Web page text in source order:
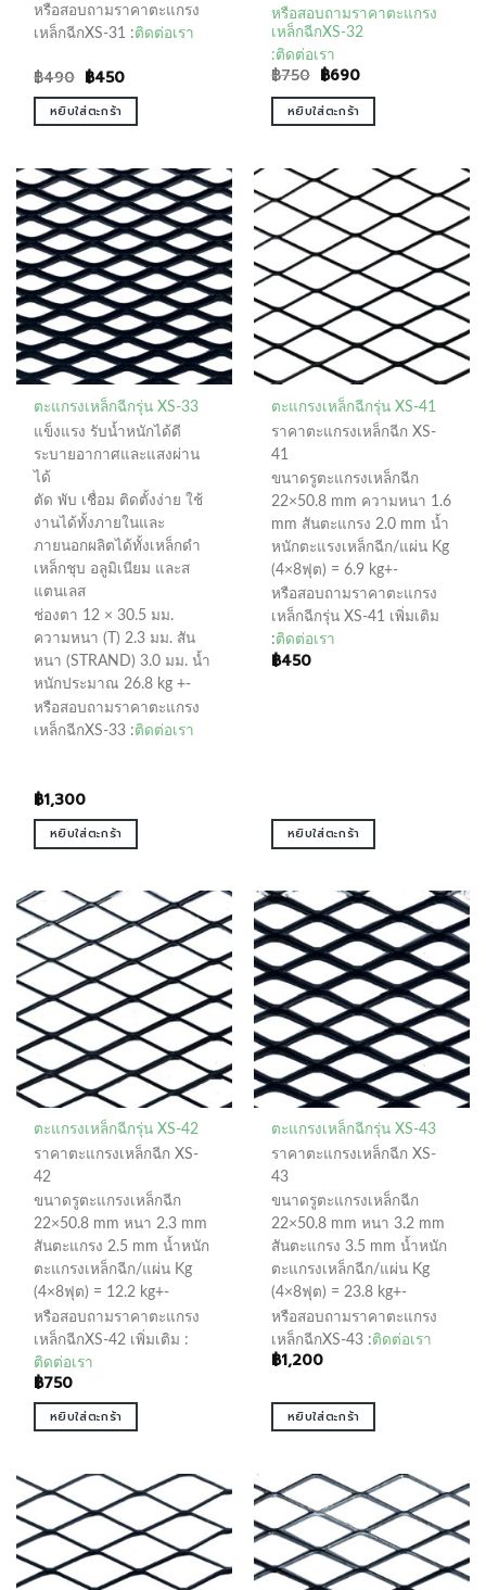
หรือสอบถามราคาตะแกรง
เหล็กฉีกXS-31 :ติดต่อเรา
฿490 Original
price
was:
฿490.
฿450Current
price
is:
฿450.
หยิบใส่ตะกร้า
หรือสอบถามราคาตะแกรง
เหล็กฉีกXS-32
:ติดต่อเรา
฿750 Original
price
was:
฿750.
฿690Current
is:
หยิบใส่ตะกร้า
ตะแกรงเหล็กฉีกรุ่น XS-33
แข็งแรง รับน้ำหนักได้ดี
ระบายอากาศและแสงผ่าน
ได้
ตัด พับ เชื่อม ติดตั้งง่าย ใช้
งานได้ทั้งภายในและ
ภายนอกผลิตได้ทั้งเหล็กดำ
เหล็กชุบ อลูมิเนียม และส
แตนเลส
ช่องตา 12 × 30.5 มม.
ความหนา (T) 2.3 มม. สัน
หนา (STRAND) 3.0 มม. น้ำ
หนักประมาณ 26.8 kg +-
หรือสอบถามราคาตะแกรง
เหล็กฉีกXS-33 :ติดต่อเรา
฿1,300
หยิบใส่ตะกร้า
ตะแกรงเหล็กฉีกรุ่น XS-41
ราคาตะแกรงเหล็กฉีก XS-
41
ขนาดรูตะแกรงเหล็กฉีก
22×50.8 mm ความหนา 1.6
mm สันตะแกรง 2.0 mm น้ำ
หนักตะแรงเหล็กฉีก/แผ่น Kg
(4×8ฟุต) = 6.9 kg+-
หรือสอบถามราคาตะแกรง
เหล็กฉีกรุ่น XS-41 เพิ่มเติม
:ติดต่อเรา
฿450
หยิบใส่ตะกร้า
ตะแกรงเหล็กฉีกรุ่น XS-42
ราคาตะแกรงเหล็กฉีก XS-
42
ขนาดรูตะแกรงเหล็กฉีก
22×50.8 mm หนา 2.3 mm
สันตะแกรง 2.5 mm น้ำหนัก
ตะแกรงเหล็กฉีก/แผ่น Kg
(4×8ฟุต) = 12.2 kg+-
หรือสอบถามราคาตะแกรง
เหล็กฉีกXS-42 เพิ่มเติม :
ติดต่อเรา
฿750
หยิบใส่ตะกร้า
ตะแกรงเหล็กฉีกรุ่น XS-43
ราคาตะแกรงเหล็กฉีก XS-
43
ขนาดรูตะแกรงเหล็กฉีก
22×50.8 mm หนา 3.2 mm
สันตะแกรง 3.5 mm น้ำหนัก
ตะแกรงเหล็กฉีก/แผ่น Kg
(4×8ฟุต) = 23.8 kg+-
หรือสอบถามราคาตะแกรง
เหล็กฉีกXS-43 :ติดต่อเรา
฿1,200
หยิบใส่ตะกร้า